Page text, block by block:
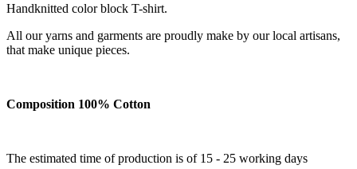
Handknitted color block T-shirt.
All our yarns and garments are proudly make by our local artisans,
that make unique pieces.
Composition 100% Cotton
The estimated time of production is of 15 - 25 working days